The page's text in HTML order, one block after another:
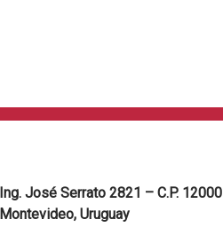
Ing. José Serrato 2821 – C.P. 12000
Montevideo, Uruguay